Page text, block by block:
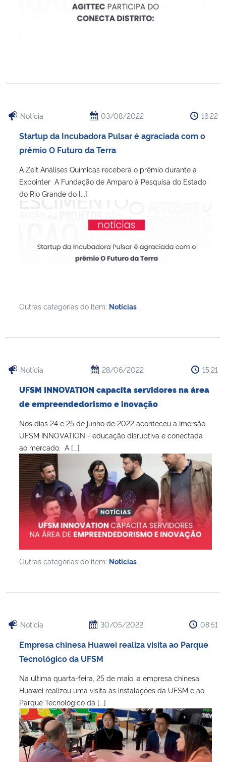
Notícia 03/08/2022 16:22
Startup da Incubadora Pulsar é agraciada com o
prêmio O Futuro da Terra
A Zeit Análises Químicas receberá o prêmio durante a
Expointer A Fundação de Amparo à Pesquisa do Estado
do Rio Grande do [...]
Outras categorias do item: Notícias
Notícia 28/06/2022 15:21
UFSM INNOVATION capacita servidores na área
de empreendedorismo e inovação
Nos dias 24 e 25 de junho de 2022 aconteceu a Imersão
UFSM INNOVATION - educação disruptiva e conectada
ao mercado. A [...]
Outras categorias do item: Notícias
Notícia 30/05/2022 08:51
Empresa chinesa Huawei realiza visita ao Parque
Tecnológico da UFSM
Na última quarta-feira, 25 de maio, a empresa chinesa
Huawei realizou uma visita às instalações da UFSM e ao
Parque Tecnológico da [...]